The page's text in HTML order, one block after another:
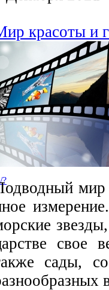
?
красоты и
мир
свое
сады,